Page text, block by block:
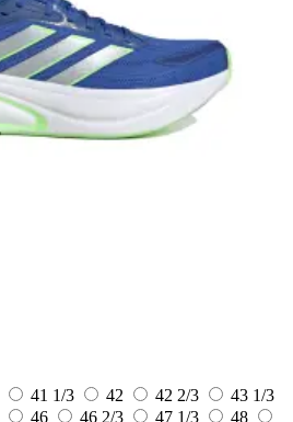
41 1/3 42 42 2/3
43 1/3
46 46 2/3 47 1/3
48